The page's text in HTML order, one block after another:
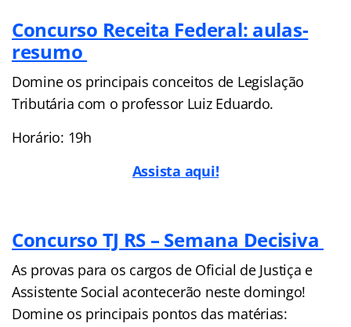
Concurso Receita Federal: aulas-
resumo
Domine os principais conceitos de Legislação
Tributária com o professor Luiz Eduardo.
Horário: 19h
Assista aqui!
Concurso TJ RS – Semana Decisiva
As provas para os cargos de Oficial de Justiça e
Assistente Social acontecerão neste domingo!
Domine os principais pontos das matérias: